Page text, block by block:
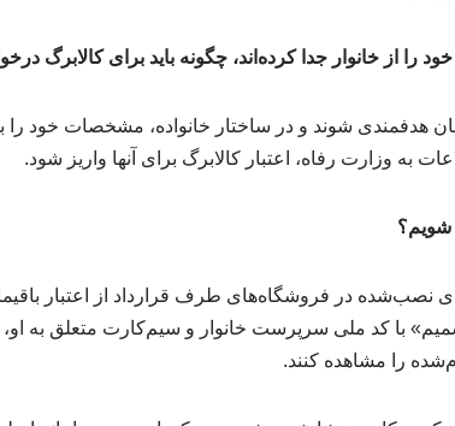
را از خانوار جدا کرده‌اند، چگونه باید برای کالابرگ
هدفمندی شوند و در ساختار خانواده، مشخصات خود
به وزارت رفاه، اعتبار کالابرگ برای آنها واریز شود.
شویم؟
نصب‌شده در فروشگاه‌های طرف قرارداد از اعتبار
با کد ملی سرپرست خانوار و سیم‌کارت متعلق به
را مشاهده کنند.